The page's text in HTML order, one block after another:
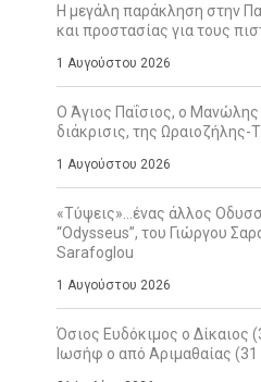
Η μεγάλη παράκληση στην
και προστασίας για τους
1 Αυγούστου 2026
Ο Άγιος Παΐσιος, ο Μανώλης
διάκρισις, της Ωραιοζήλης-
1 Αυγούστου 2026
«Τύψεις»…ένας άλλος
“Odysseus”, του Γιώργου
Sarafoglou
1 Αυγούστου 2026
Όσιος Ευδόκιμος ο Δίκαιος
Ιωσήφ ο από Αριμαθαίας (31